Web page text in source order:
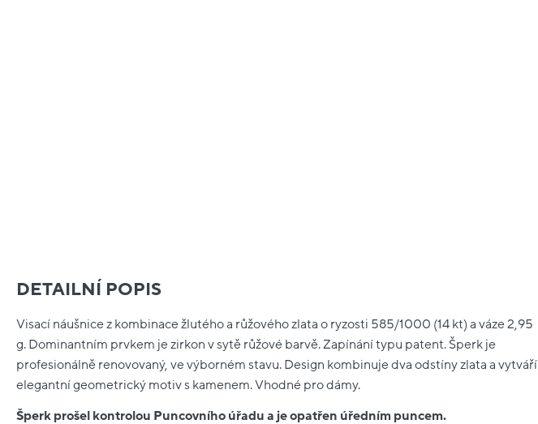
DETAILNÍ POPIS
Visací náušnice z kombinace žlutého a růžového zlata o ryzosti 585/1000 (14 kt) a váze 2,95
g. Dominantním prvkem je zirkon v sytě růžové barvě. Zapínání typu patent. Šperk je
profesionálně renovovaný, ve výborném stavu. Design kombinuje dva odstíny zlata a vytváří
elegantní geometrický motiv s kamenem. Vhodné pro dámy.
Šperk prošel kontrolou Puncovního úřadu a je opatřen úředním puncem.